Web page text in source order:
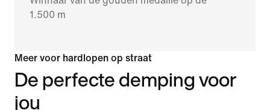
1.500 m
Meer voor hardlopen op straat
De perfecte demping voor
jou